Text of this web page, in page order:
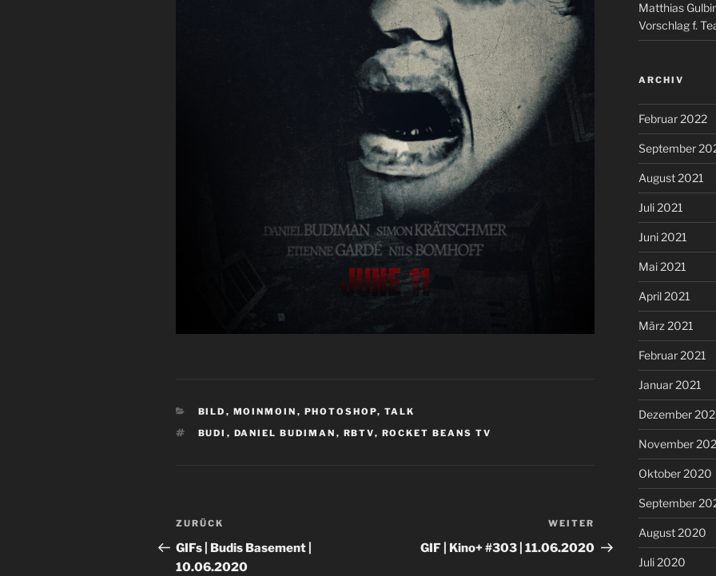
KATEGORIEN
BILD , MOINMOIN , PHOTOSHOP, TALK
SCHLAGWÖRTER
BUDI , DANIEL BUDIMAN , RBTV, ROCKET BEANS TV
Beitragsnavigation
Vorheriger
Beitrag
ZURÜCK
GIFs | Budis Basement |
10.06.2020
Nächster
Beitrag
WEITER
GIF | Kino+ #303 | 11.06.2020
Matthias
Vorschlag f.
ARCHIV
Februar 2022
September
August 2021
Juli 2021
Juni 2021
Mai 2021
April 2021
März 2021
Februar 2021
Januar 2021
Dezember
November
Oktober 2020
September
August 2020
Juli 2020